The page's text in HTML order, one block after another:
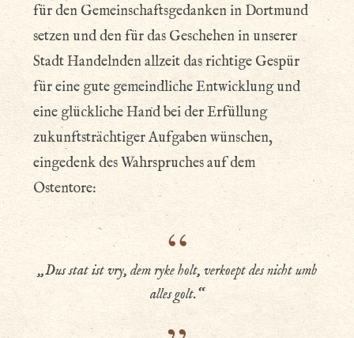
für den Gemeinschaftsgedanken in Dortmund
setzen und den für das Geschehen in unserer
Stadt Handelnden allzeit das richtige Gespür
für eine gute gemeindliche Entwicklung und
eine glückliche Hand bei der Erfüllung
zukunftsträchtiger Aufgaben wünschen,
eingedenk des Wahrspruches auf dem
Ostentore:
„Dus stat ist vry, dem ryke holt, verkoept des nicht umb
alles golt.“